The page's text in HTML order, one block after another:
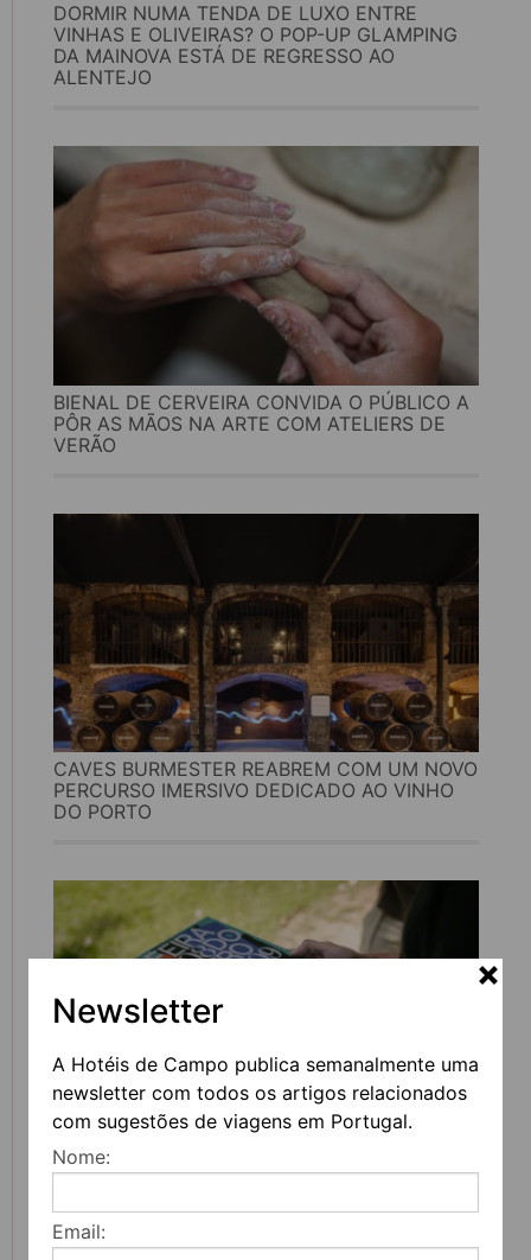
Newsletter
A Hotéis de Campo publica semanalmente uma
newsletter com todos os artigos relacionados
com sugestões de viagens em Portugal.
Nome:
Email:
DORMIR NUMA TENDA DE LUXO ENTRE
VINHAS E OLIVEIRAS? O POP-UP GLAMPING
DA MAINOVA ESTÁ DE REGRESSO AO
ALENTEJO
BIENAL DE CERVEIRA CONVIDA O PÚBLICO A
PÔR AS MÃOS NA ARTE COM ATELIERS DE
VERÃO
CAVES BURMESTER REABREM COM UM NOVO
PERCURSO IMERSIVO DEDICADO AO VINHO
DO PORTO
FEIRA DO LIVRO DO PORTO REGRESSA COM
MAIS DE 200 ATIVIDADES DEDICADAS À
LITERATURA, MÚSICA E PENSAMENTO